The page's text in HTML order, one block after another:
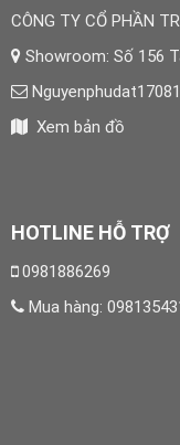
CÔNG TY CỔ PHẦN
Showroom: Số 156
Xem bản đồ
HOTLINE HỖ TRỢ
0981886269
Mua hàng: